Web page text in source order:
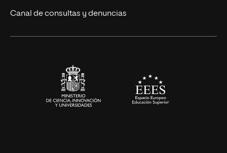
Ciencias de la Salud
Canal de consultas y denuncias